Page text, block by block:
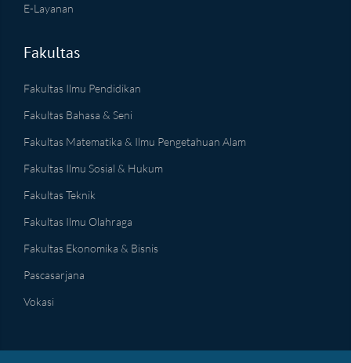
E-Layanan
Fakultas
Fakultas Ilmu Pendidikan
Fakultas Bahasa & Seni
Fakultas Matematika & Ilmu Pengetahuan Alam
Fakultas Ilmu Sosial & Hukum
Fakultas Teknik
Fakultas Ilmu Olahraga
Fakultas Ekonomika & Bisnis
Pascasarjana
Vokasi